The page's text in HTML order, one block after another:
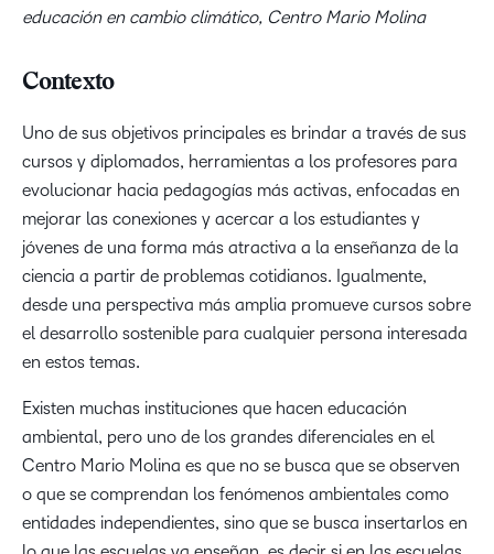
educación en cambio climático, Centro Mario Molina
Contexto
Uno de sus objetivos principales es brindar a través de sus
cursos y diplomados, herramientas a los profesores para
evolucionar hacia pedagogías más activas, enfocadas en
mejorar las conexiones y acercar a los estudiantes y
jóvenes de una forma más atractiva a la enseñanza de la
ciencia a partir de problemas cotidianos. Igualmente,
desde una perspectiva más amplia promueve cursos sobre
el desarrollo sostenible para cualquier persona interesada
en estos temas.
Existen muchas instituciones que hacen educación
ambiental, pero uno de los grandes diferenciales en el
Centro Mario Molina es que no se busca que se observen
o que se comprendan los fenómenos ambientales como
entidades independientes, sino que se busca insertarlos en